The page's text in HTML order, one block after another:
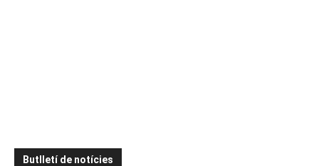
Butlletí de notícies